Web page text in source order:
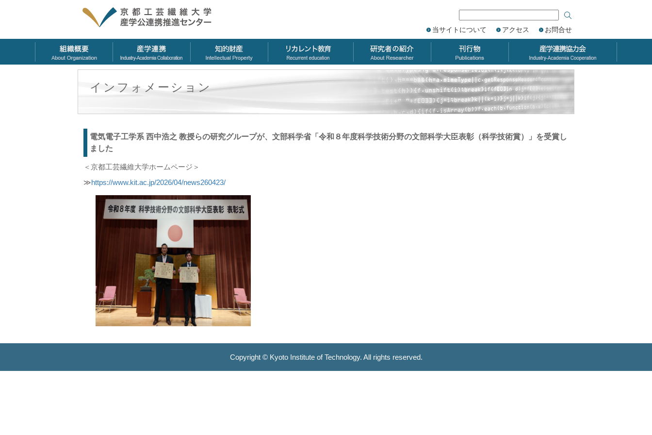
当サイトについて アクセス お問合せ
インフォメーション
電気電子工学系 西中浩之 教授らの研究グループが、文部科学省「令和８年度科学技術分野の文部科学大臣表彰（科学技術賞）」を受賞し
ました
＜京都工芸繊維大学ホームページ＞
≫https://www.kit.ac.jp/2026/04/news260423/
Copyright © Kyoto Institute of Technology. All rights reserved.